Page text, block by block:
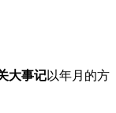
大事记以年月的方